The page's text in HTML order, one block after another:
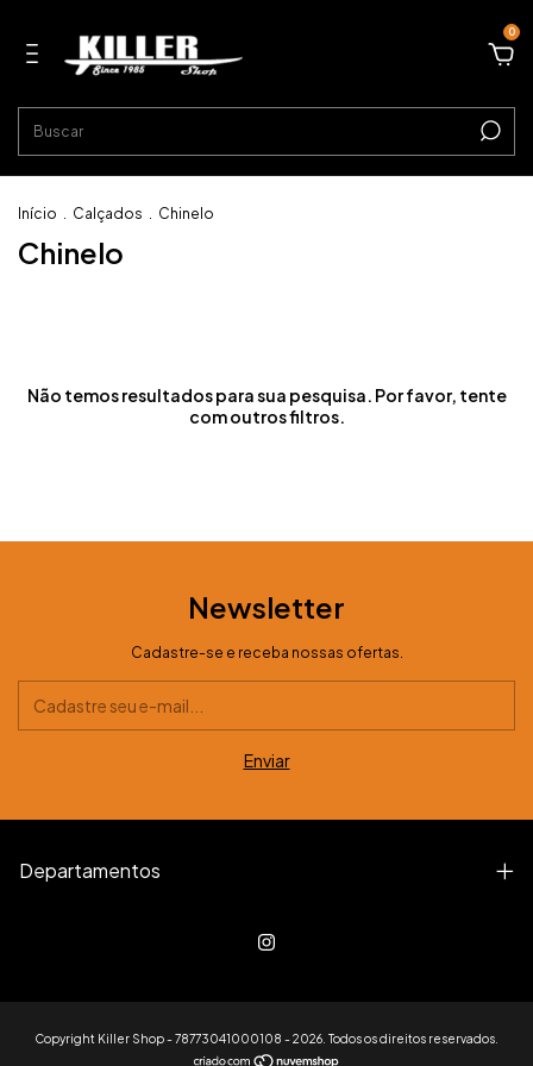
0
Início . Calçados . Chinelo
Chinelo
Não temos resultados para sua pesquisa. Por favor, tente
com outros filtros.
Newsletter
Cadastre-se e receba nossas ofertas.
Departamentos
Copyright Killer Shop - 78773041000108 - 2026. Todos os direitos reservados.